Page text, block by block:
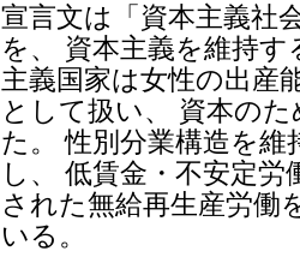
宣言文は「資本主義社
を、 資本主義を維持
主義国家は女性の出産
として扱い、 資本の
た。 性別分業構造を
し、 低賃金・不安定
された無給再生産労働
いる。